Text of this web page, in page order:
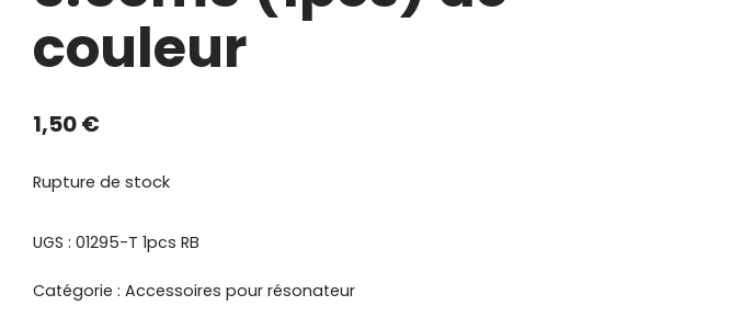
couleur
1,50€
Rupture de stock
UGS : 01295-T 1pcs RB
Catégorie : Accessoires pour résonateur